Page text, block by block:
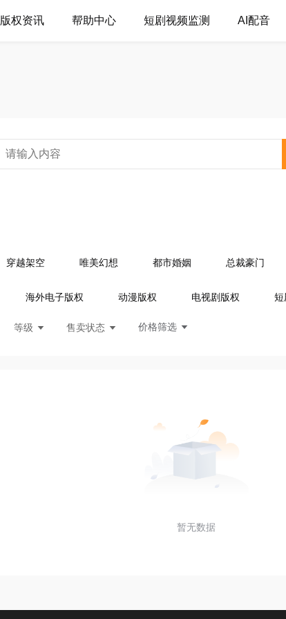
版权资讯 帮助中心 短剧视频监测 AI配音
穿越架空 唯美幻想 都市婚姻 总裁豪门
穿越女强 都市言情 豪门总裁 相爱职场
魔幻 校园百合 玄幻言情
海外电子版权 动漫版权 电视剧版权 短
等级 售卖状态 价格筛选
暂无数据